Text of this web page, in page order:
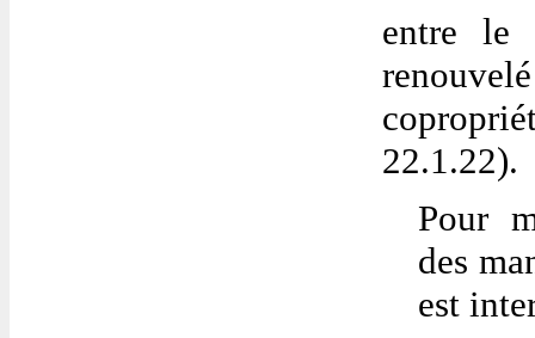
entre le
22.1.22).
Pour
des
est